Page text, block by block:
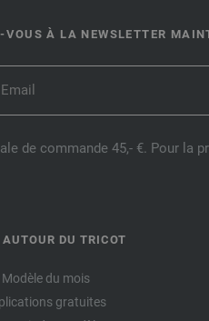
VOUS À LA NEWSLETTER
de commande 45,- €. Pour
DU TRICOT
Modèle du mois
gratuites